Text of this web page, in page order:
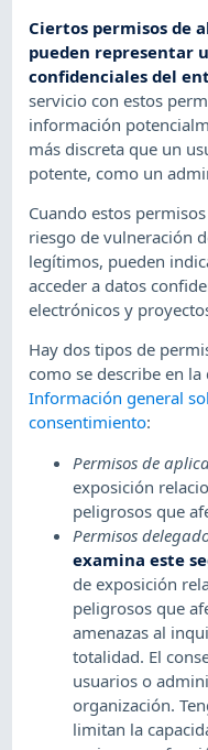
Ciertos permisos de
pueden representar
confidenciales del
servicio con estos
información
más discreta que un
potente, como un
Cuando estos
riesgo de vulneración
legítimos, pueden
acceder a datos
electrónicos y
Hay dos tipos de
como se describe en
Información general
consentimiento:
Permisos de
exposición
peligrosos que
Permisos
examina este
de exposición
peligrosos que
amenazas al
totalidad. El
usuarios o
organización.
limitan la